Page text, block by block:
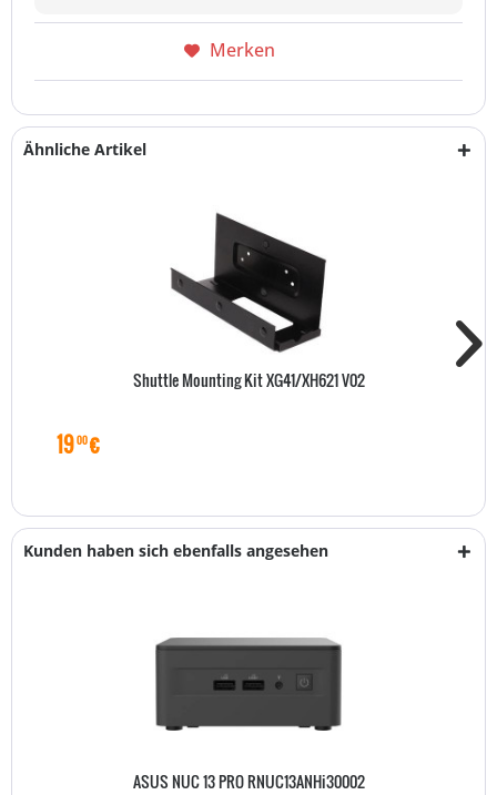
Merken
Ähnliche Artikel
Shuttle Mounting Kit XG41/XH621 V02
1900€
Kunden haben sich ebenfalls angesehen
ASUS NUC 13 PRO RNUC13ANHi30002